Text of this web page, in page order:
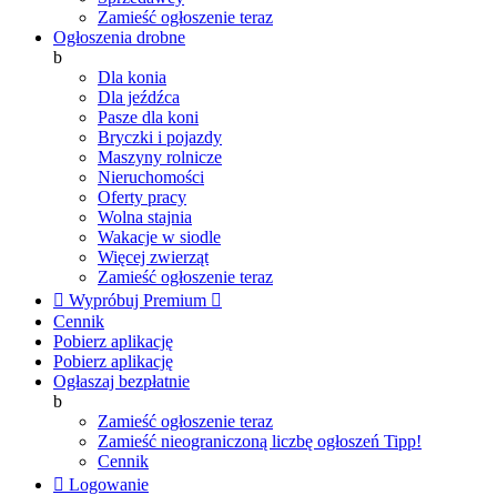
Zamieść ogłoszenie teraz
Ogłoszenia drobne
b
Dla konia
Dla jeźdźca
Pasze dla koni
Bryczki i pojazdy
Maszyny rolnicze
Nieruchomości
Oferty pracy
Wolna stajnia
Wakacje w siodle
Więcej zwierząt
Zamieść ogłoszenie teraz
 Wypróbuj Premium 
Cennik
Pobierz aplikację
Pobierz aplikację
Ogłaszaj bezpłatnie
b
Zamieść ogłoszenie teraz
Zamieść nieograniczoną liczbę ogłoszeń Tipp!
Cennik
 Logowanie